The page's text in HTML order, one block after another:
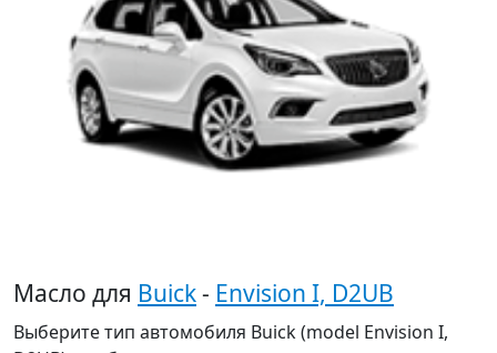
Масло для Buick- Envision I, D2UB
Выберите тип автомобиля Buick (model Envision I,